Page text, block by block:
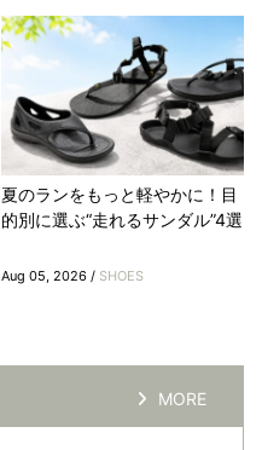
夏のランをもっと軽やかに！目
的別に選ぶ“走れるサンダル”4選
Aug 05, 2026 / SHOES
MORE